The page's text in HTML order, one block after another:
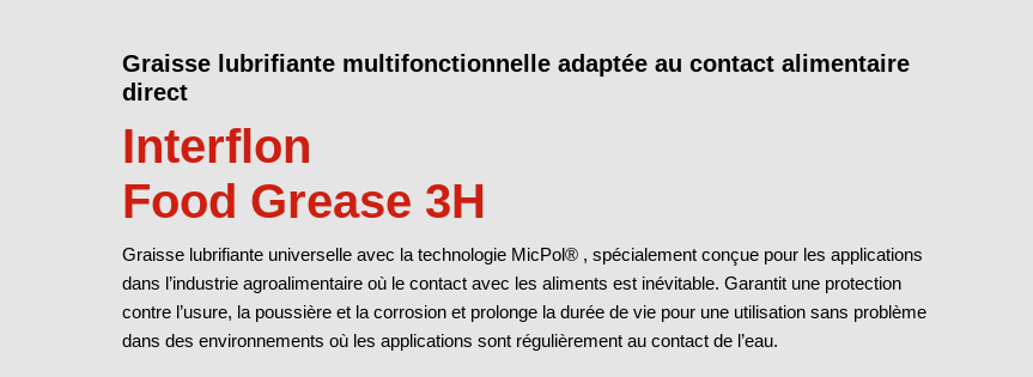
Graisse lubrifiante multifonctionnelle adaptée au contact alimentaire
direct
Interflon
Food Grease 3H
Graisse lubrifiante universelle avec la technologie MicPol® , spécialement conçue pour les applications
dans l’industrie agroalimentaire où le contact avec les aliments est inévitable. Garantit une protection
contre l’usure, la poussière et la corrosion et prolonge la durée de vie pour une utilisation sans problème
dans des environnements où les applications sont régulièrement au contact de l’eau.